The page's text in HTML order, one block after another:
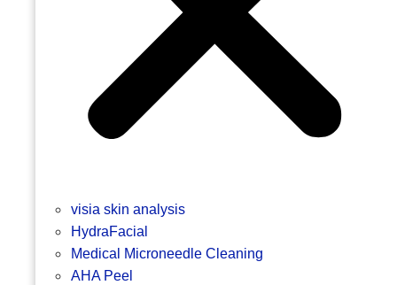
visia skin analysis
HydraFacial
Medical Microneedle Cleaning
AHA Peel